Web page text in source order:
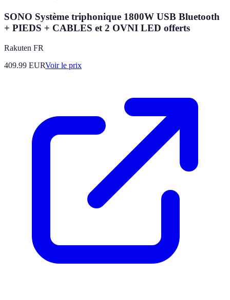
SONO Système triphonique 1800W USB Bluetooth
+ PIEDS + CABLES et 2 OVNI LED offerts
Rakuten FR
409.99 EURVoir le prix